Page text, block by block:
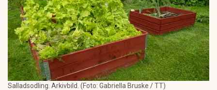
Salladsodling. Arkivbild. (Foto: Gabriella Bruske / TT)